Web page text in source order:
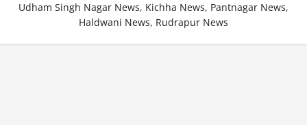
Udham Singh Nagar News, Kichha News, Pantnagar News,
Haldwani News, Rudrapur News